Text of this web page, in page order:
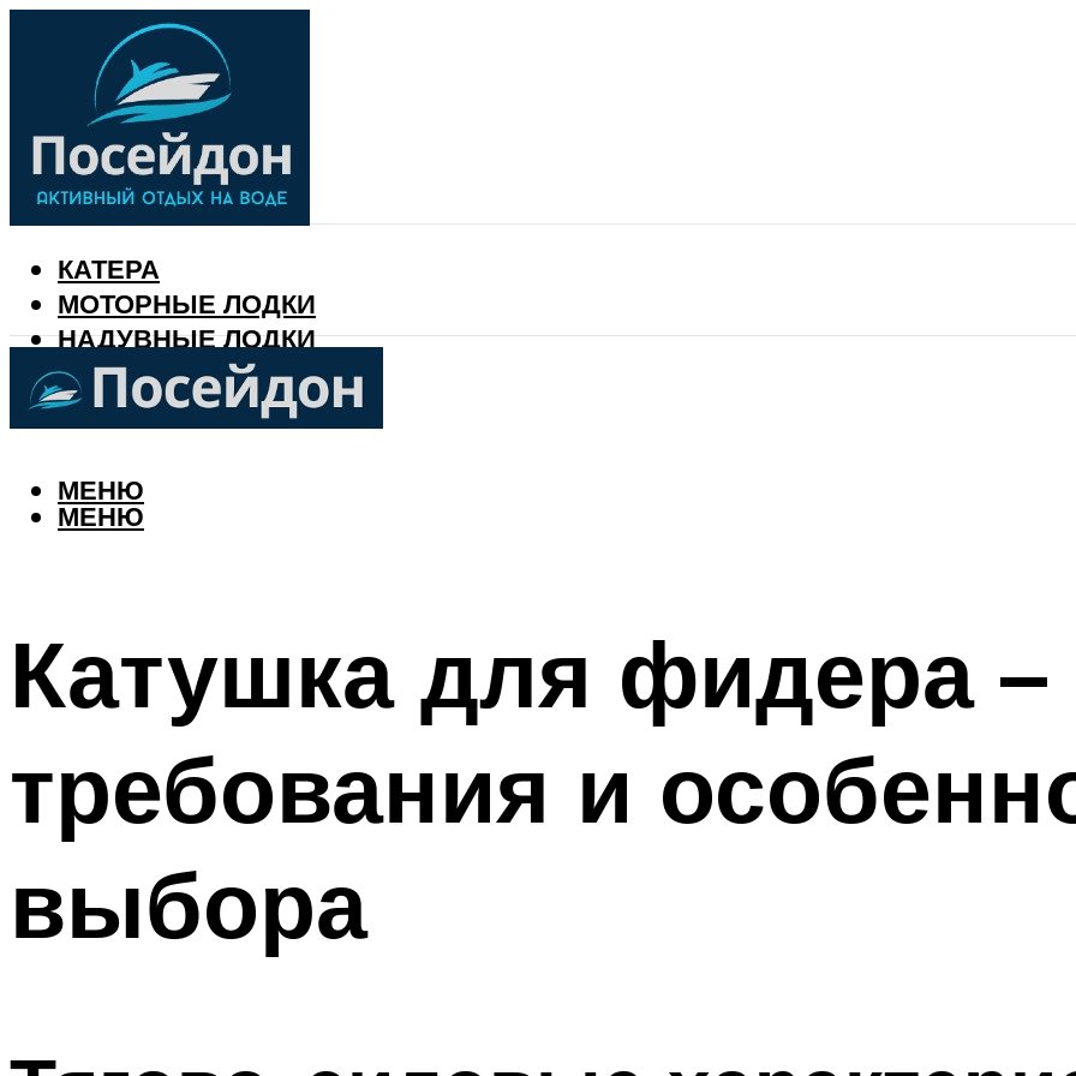
КАТЕРА
МОТОРНЫЕ ЛОДКИ
НАДУВНЫЕ ЛОДКИ
РЫБАЛКА
КАЛЕНДАРЬ РЫБАКА
МЕНЮ
МЕНЮ
Катушка для фидера –
требования и
выбора